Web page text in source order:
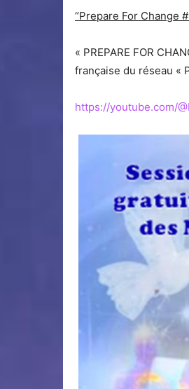
“Prepare For Change
« PREPARE FOR
française du réseau «
https://youtube.com/